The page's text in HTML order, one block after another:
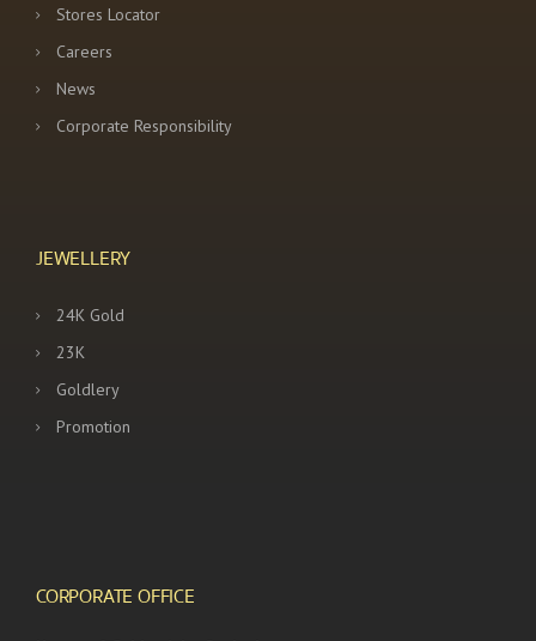
Stores Locator
Careers
News
Corporate Responsibility
JEWELLERY
24K Gold
23K
Goldlery
Promotion
CORPORATE OFFICE